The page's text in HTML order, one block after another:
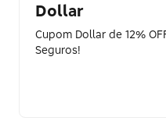
Dollar
Cupom Dollar de 12%
Seguros!